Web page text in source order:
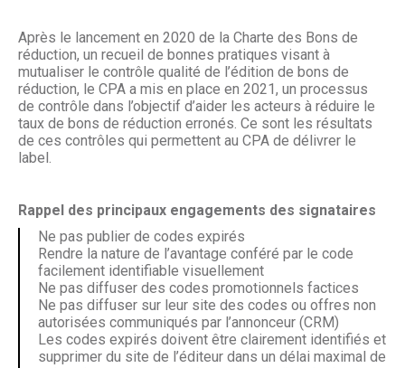
Après le lancement en 2020 de la Charte des Bons de
réduction, un recueil de bonnes pratiques visant à
mutualiser le contrôle qualité de l’édition de bons de
réduction, le CPA a mis en place en 2021, un processus
de contrôle dans l’objectif d’aider les acteurs à réduire le
taux de bons de réduction erronés. Ce sont les résultats
de ces contrôles qui permettent au CPA de délivrer le
label.
Rappel des principaux engagements des signataires
Ne pas publier de codes expirés
Rendre la nature de l’avantage conféré par le code
facilement identifiable visuellement
Ne pas diffuser des codes promotionnels factices
Ne pas diffuser sur leur site des codes ou offres non
autorisées communiqués par l’annonceur (CRM)
Les codes expirés doivent être clairement identifiés et
supprimer du site de l’éditeur dans un délai maximal de